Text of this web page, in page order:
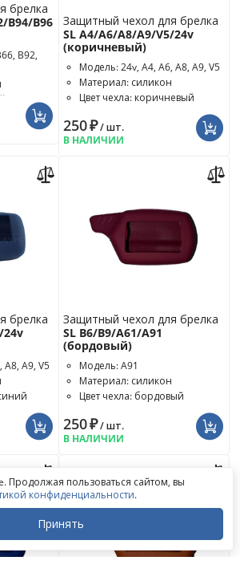
брелка
B94/B96
B92,
Защитный чехол для брелка
SL A4/A6/A8/A9/V5/24v
(коричневый)
Модель: 24v, A4, A6, A8, A9, V5
Материал: силикон
Цвет чехла: коричневый
250₽/ шт.
В НАЛИЧИИ
брелка
24v
A8, A9, V5
Защитный чехол для брелка
SL B6/B9/A61/A91
(бордовый)
Модель: A91
Материал: силикон
Цвет чехла: бордовый
250₽/ шт.
В НАЛИЧИИ
Продолжая пользоваться сайтом, вы
конфиденциальности.
Принять